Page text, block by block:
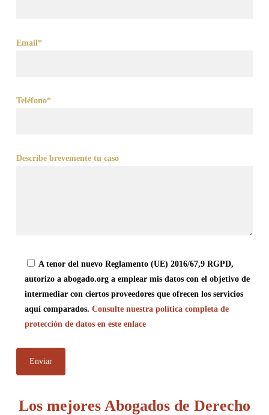
Email*
Teléfono*
Describe brevemente tu caso
A tenor del nuevo Reglamento (UE) 2016/67,9 RGPD,
autorizo a abogado.org a emplear mis datos con el objetivo de
intermediar con ciertos proveedores que ofrecen los servicios
aquí comparados. Consulte nuestra política completa de
protección de datos en este enlace
Los mejores Abogados de Derecho